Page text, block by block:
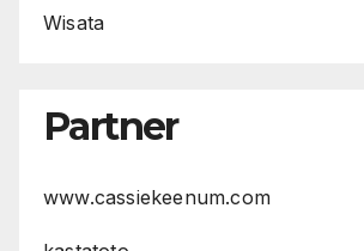
Wisata
Partner
www.cassiekeenum.com